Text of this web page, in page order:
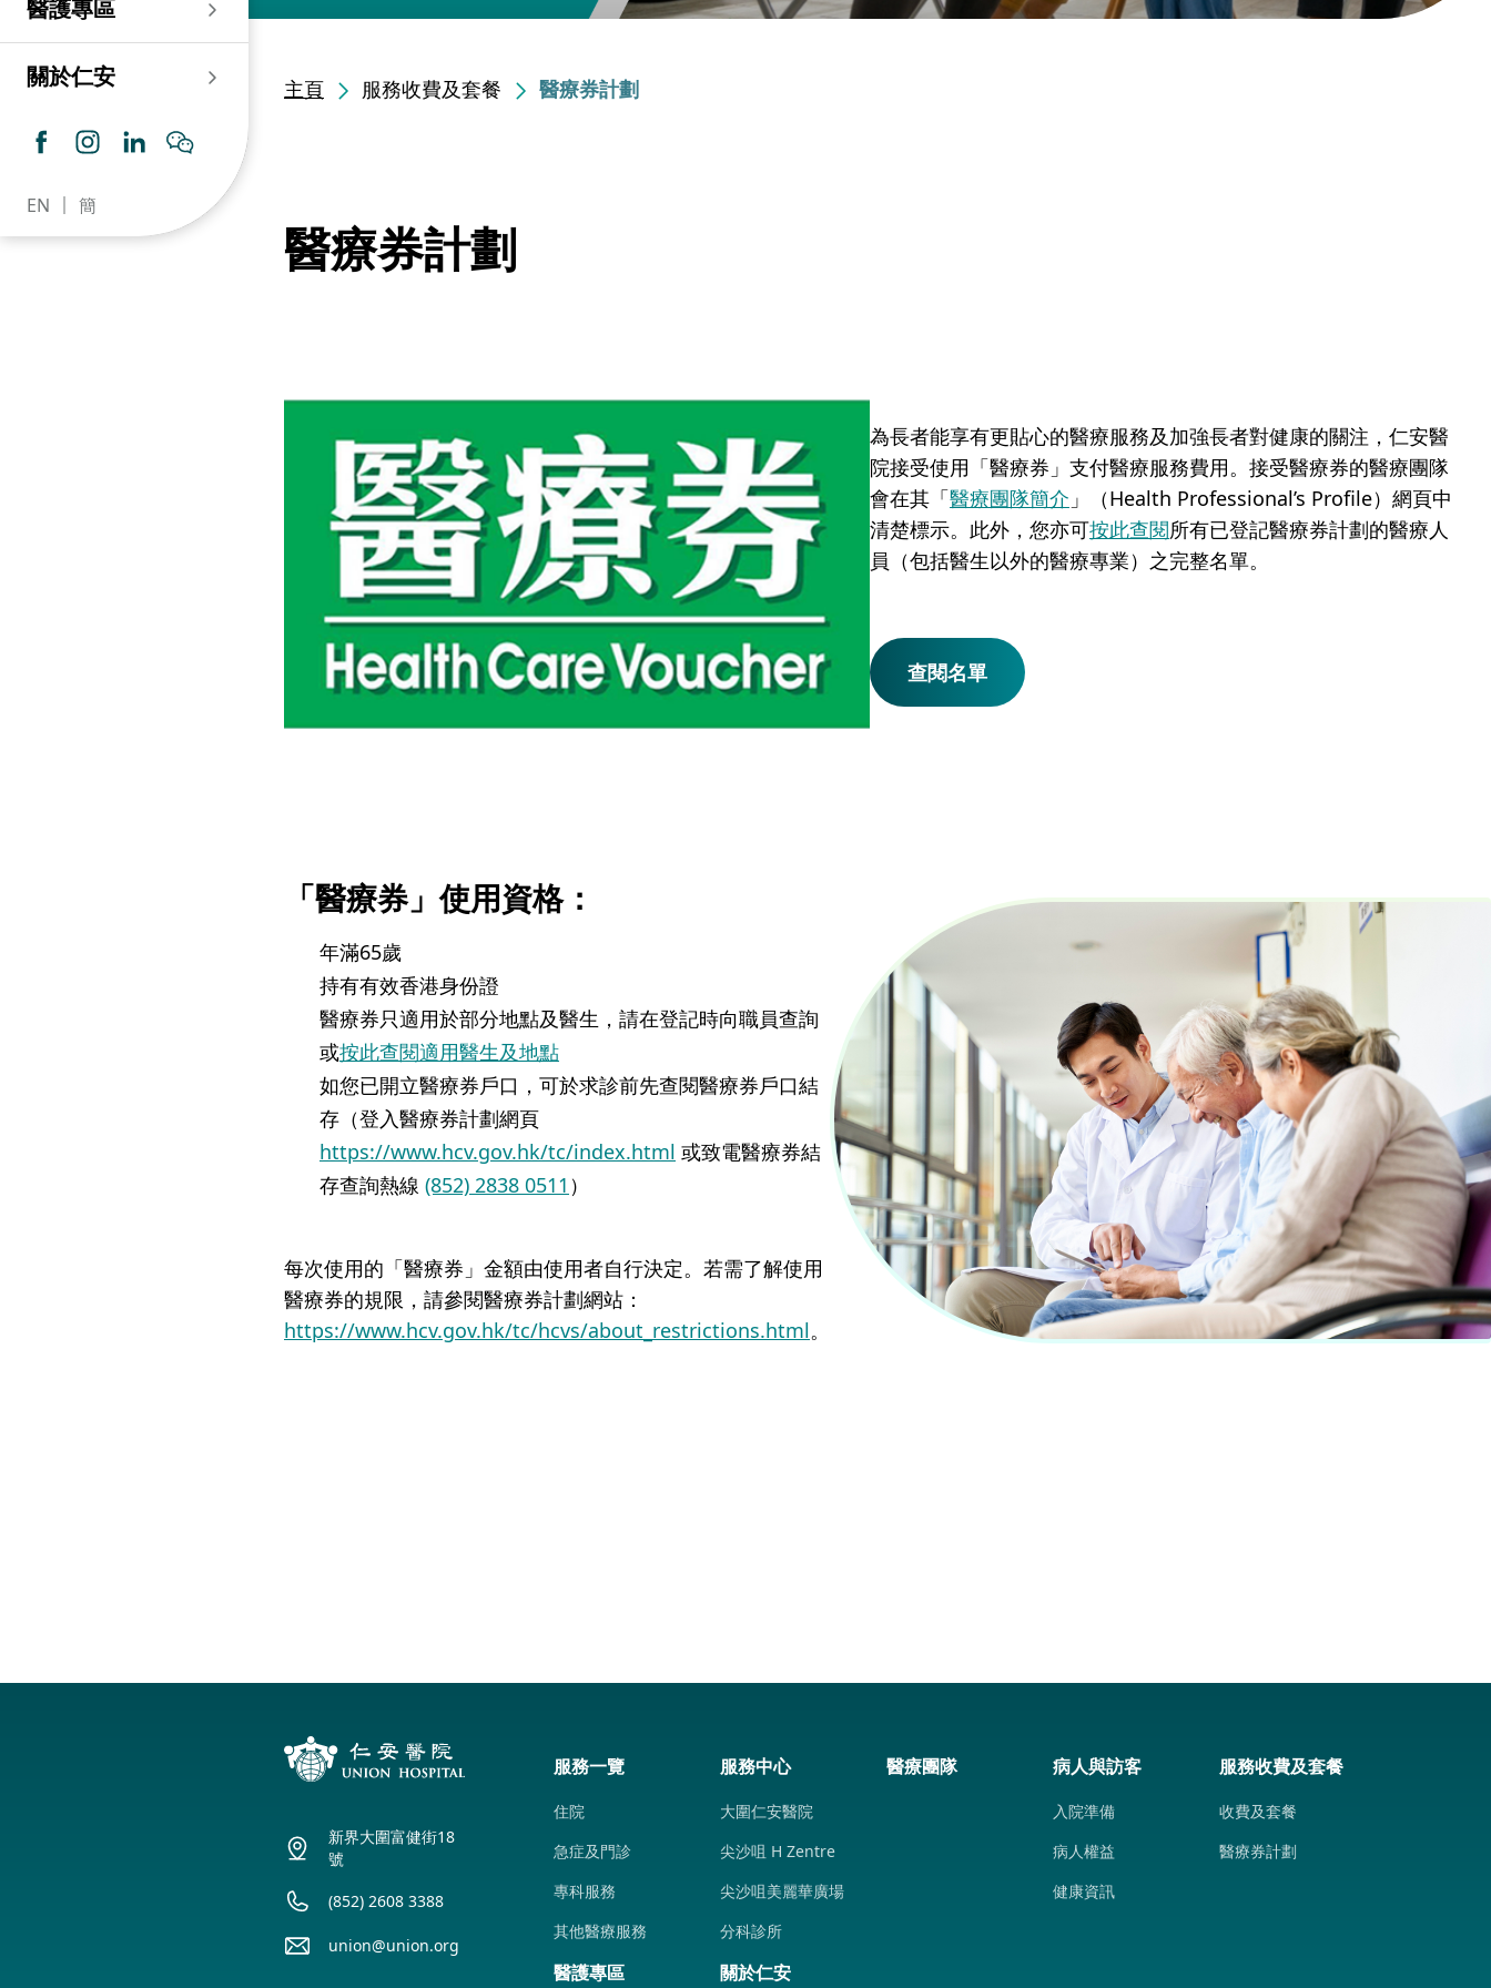
老人科
血液及血液腫瘤科
感染及傳染病科
耳鼻喉科
兒科
心理衛生服務 / 精神科
傷口及造口專科護理服
務
藥房​
仁安心臟中心
內分泌及糖尿專科診
仁安眼科中心
醫護專區
關於仁安
EN 簡
主頁 服務收費及套餐 醫療券計劃
醫療券計劃
為長者能享有更貼心的醫療服務及加強長者對健康的關注，仁安醫
院接受使用「醫療券」支付醫療服務費用。接受醫療券的醫療團隊
會在其「醫療團隊簡介 」（Health Professional’s Profile）網頁中
清楚標示。此外，您亦可按此查閱所有已登記醫療券計劃的醫療人
員（包括醫生以外的醫療專業）之完整名單。
查閱名單
「醫療券」使用資格：
年滿65歲
持有有效香港身份證
醫療券只適用於部分地點及醫生，請在登記時向職員查詢
或按此查閱適用醫生及地點
如您已開立醫療券戶口，可於求診前先查閱醫療券戶口結
存（登入醫療券計劃網頁
https://www.hcv.gov.hk/tc/index.html 或致電醫療券結
存查詢熱線 (852) 2838 0511 ）
每次使用的「醫療券」金額由使用者自行決定。若需了解使用
醫療券的規限，請參閱醫療券計劃網站：
https://www.hcv.gov.hk/tc/hcvs/about_restrictions.html。
新界大圍富健街18
號
(852) 2608 3388
union@union.org
服務一覽
住院
急症及門診
專科服務
其他醫療服務
服務中心
大圍仁安醫院
尖沙咀 H Zentre
尖沙咀美麗華廣場
分科診所
醫療團隊 病人與訪客
入院準備
病人權益
健康資訊
服務收費及套餐
收費及套餐
醫療券計劃
醫護專區 關於仁安